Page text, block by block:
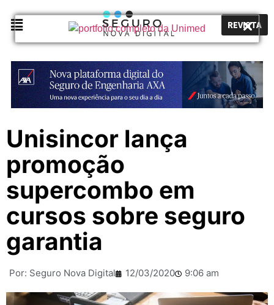
REVISTA
Unisincor lança
promoção
supercombo em
cursos sobre seguro
garantia
Por: Seguro Nova Digital 12/03/2020 9:06 am